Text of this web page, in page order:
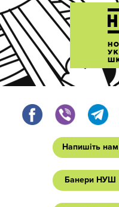
Напишіть нам
Банери НУШ